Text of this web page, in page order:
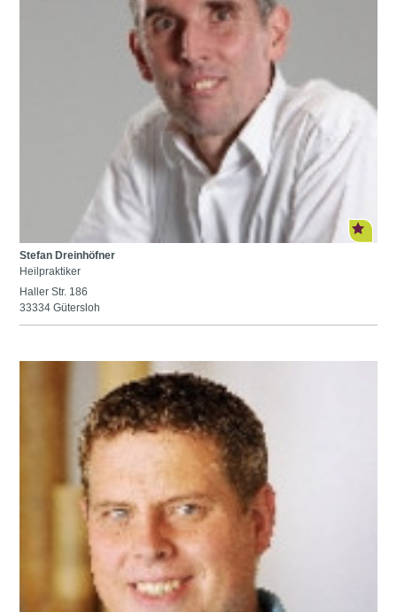
Stefan Dreinhöfner
Heilpraktiker
Haller Str. 186
33334 Gütersloh